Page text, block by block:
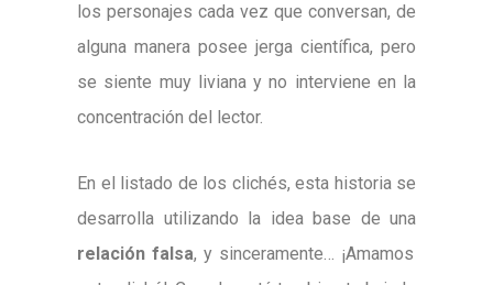
los personajes cada vez que conversan, de
alguna manera posee jerga científica, pero
se siente muy liviana y no interviene en la
concentración del lector.
En el listado de los clichés, esta historia se
desarrolla utilizando la idea base de una
relación falsa, y sinceramente… ¡Amamos